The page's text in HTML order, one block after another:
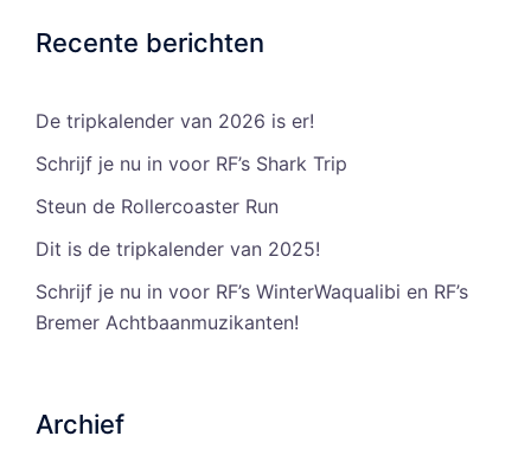
Recente berichten
De tripkalender van 2026 is er!
Schrijf je nu in voor RF’s Shark Trip
Steun de Rollercoaster Run
Dit is de tripkalender van 2025!
Schrijf je nu in voor RF’s WinterWaqualibi en RF’s
Bremer Achtbaanmuzikanten!
Archief